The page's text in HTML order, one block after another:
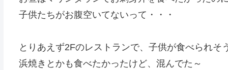
子供たちがお腹空いてないって・・・
とりあえず2Fのレストランで、子供が食べられそ
浜焼きとかも食べたかったけど、混んでた～